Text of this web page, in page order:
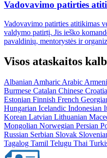
Vadovavimo patirties
Vadovavimo patirties atitikimas
valdymo patirtį. Jis ieško
pavaldinių, mentorystės ir
Visos ataskaitos
Albanian Amharic Arabic
Burmese Catalan Chinese
Estonian Finnish French
Hungarian Icelandic Indonesian
Korean Latvian Lithuanian
Mongolian Norwegian Persian
Russian Serbian Slovak
Tagalog Tamil Telugu Thai